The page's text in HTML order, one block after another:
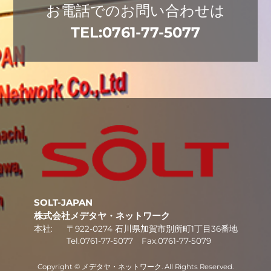
お電話でのお問い合わせは
TEL:0761-77-5077
SOLT-JAPAN
株式会社メデタヤ・ネットワーク
本社:
〒922-0274 石川県加賀市別所町1丁目36番地
Tel.0761-77-5077Fax.0761-77-5079
Copyright © メデタヤ・ネットワーク. All Rights Reserved.